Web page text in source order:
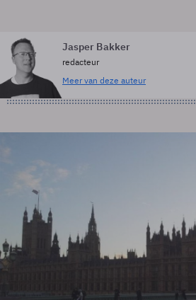
Jasper Bakker
redacteur
Meer van deze auteur